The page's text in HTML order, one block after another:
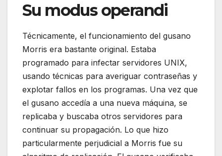
Su modus operandi
Técnicamente, el funcionamiento del gusano
Morris era bastante original. Estaba
programado para infectar servidores UNIX,
usando técnicas para averiguar contraseñas y
explotar fallos en los programas. Una vez que
el gusano accedía a una nueva máquina, se
replicaba y buscaba otros servidores para
continuar su propagación. Lo que hizo
particularmente perjudicial a Morris fue su